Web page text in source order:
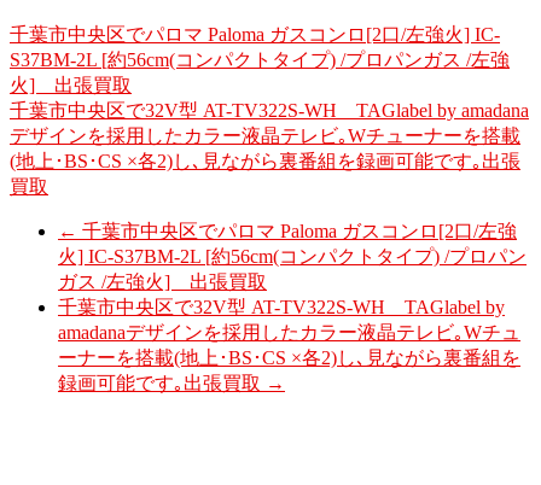
千葉市中央区でパロマ Paloma ガスコンロ[2口/左強火] IC-
S37BM-2L [約56cm(コンパクトタイプ) /プロパンガス /左強
火] 出張買取
千葉市中央区で32V型 AT-TV322S-WH TAGlabel by amadana
デザインを採用したカラー液晶テレビ｡Wチューナーを搭載
(地上･BS･CS ×各2)し､見ながら裏番組を録画可能です｡出張
買取
← 千葉市中央区でパロマ Paloma ガスコンロ[2口/左強
火] IC-S37BM-2L [約56cm(コンパクトタイプ) /プロパン
ガス /左強火] 出張買取
千葉市中央区で32V型 AT-TV322S-WH TAGlabel by
amadanaデザインを採用したカラー液晶テレビ｡Wチュ
ーナーを搭載(地上･BS･CS ×各2)し､見ながら裏番組を
録画可能です｡出張買取 →